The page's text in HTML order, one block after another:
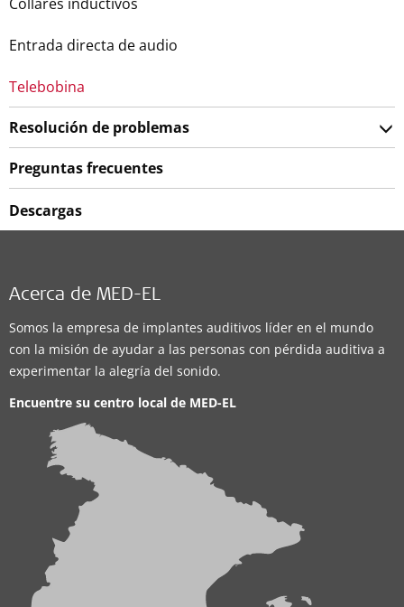
Entrada directa de audio
Telebobina
Resolución de problemas
Preguntas frecuentes
Descargas
Acerca de MED-EL
Somos la empresa de implantes auditivos líder en el mundo
con la misión de ayudar a las personas con pérdida auditiva a
experimentar la alegría del sonido.
Encuentre su centro local de MED-EL